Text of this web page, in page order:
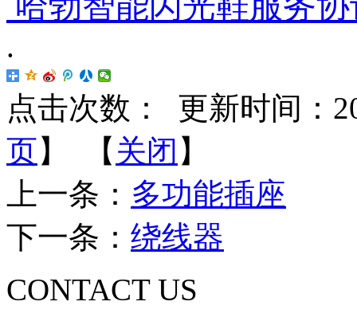
.
点击次数：
更新时间：
页】 【 关闭 】
上一条： 多功能插座
下一条： 绕线器
CONTACT US